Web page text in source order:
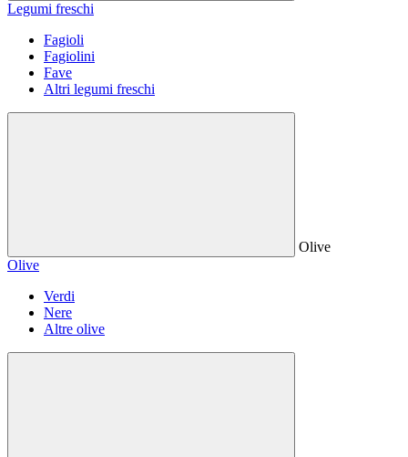
Legumi freschi
Fagioli
Fagiolini
Fave
Altri legumi freschi
Olive
Olive
Verdi
Nere
Altre olive